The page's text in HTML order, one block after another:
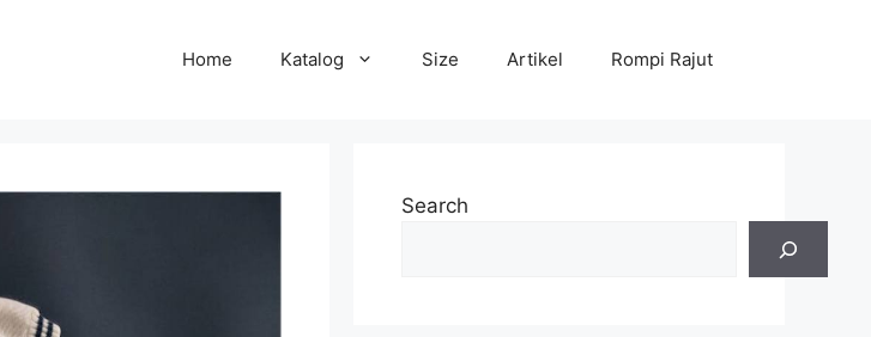
Home Katalog Size Artikel Rompi Rajut
Search